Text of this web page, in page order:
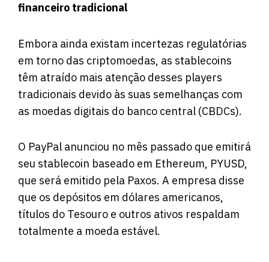
financeiro tradicional
Embora ainda existam incertezas regulatórias
em torno das criptomoedas, as stablecoins
têm atraído mais atenção desses players
tradicionais devido às suas semelhanças com
as moedas digitais do banco central (CBDCs).
O PayPal anunciou no mês passado que emitirá
seu stablecoin baseado em Ethereum, PYUSD,
que será emitido pela Paxos. A empresa disse
que os depósitos em dólares americanos,
títulos do Tesouro e outros ativos respaldam
totalmente a moeda estável.